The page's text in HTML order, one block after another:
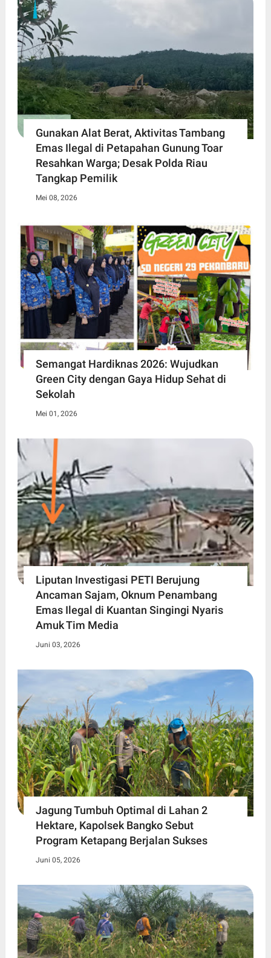
Gunakan Alat Berat, Aktivitas Tambang
Emas Ilegal di Petapahan Gunung Toar
Resahkan Warga; Desak Polda Riau
Tangkap Pemilik
Mei 08, 2026
Semangat Hardiknas 2026: Wujudkan
Green City dengan Gaya Hidup Sehat di
Sekolah
Mei 01, 2026
Liputan Investigasi PETI Berujung
Ancaman Sajam, Oknum Penambang
Emas Ilegal di Kuantan Singingi Nyaris
Amuk Tim Media
Juni 03, 2026
Jagung Tumbuh Optimal di Lahan 2
Hektare, Kapolsek Bangko Sebut
Program Ketapang Berjalan Sukses
Juni 05, 2026